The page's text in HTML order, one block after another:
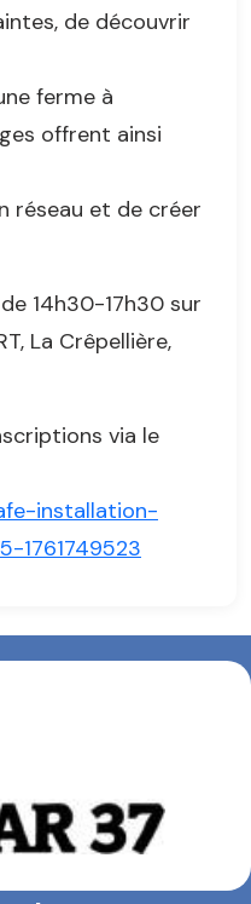
de découvrir
ferme à
offrent ainsi
réseau et de créer
14h30-17h30 sur
La Crêpellière,
via le
installation-
1761749523